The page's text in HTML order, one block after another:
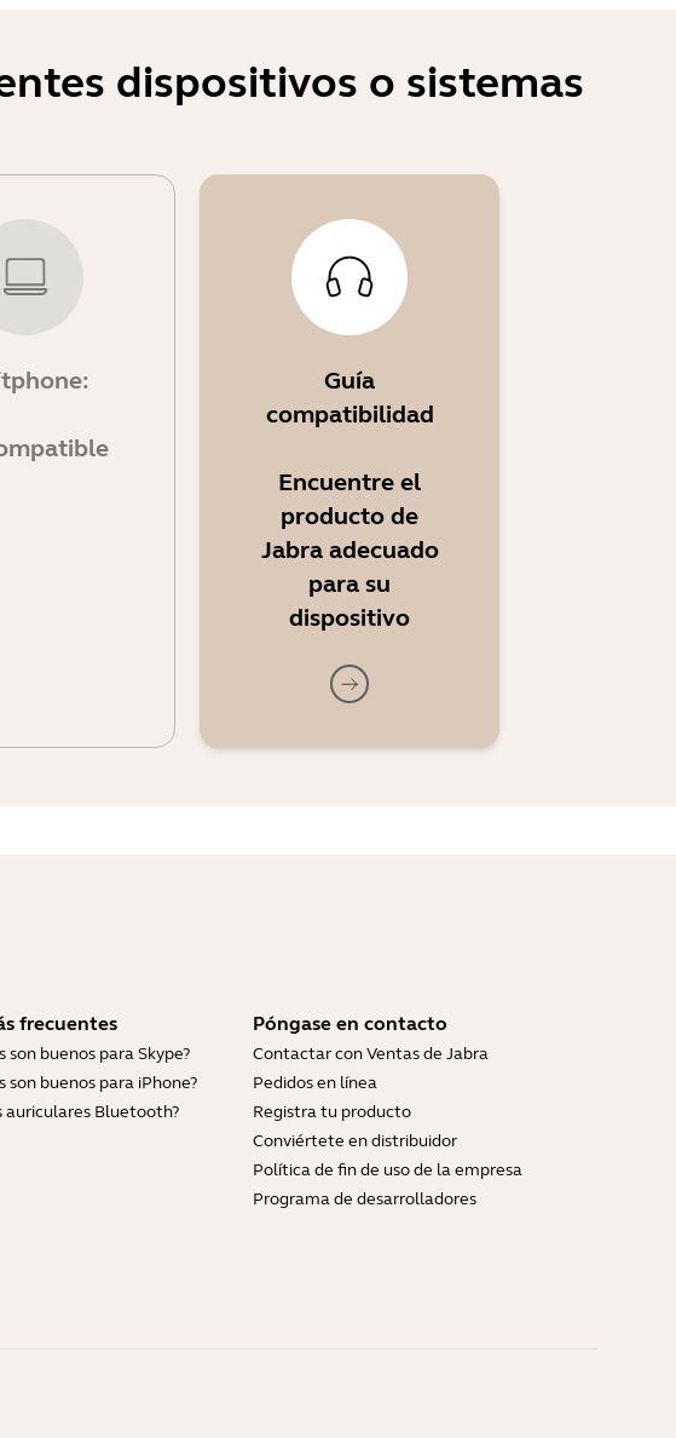
dispositivos o sistemas
Guía
compatibilidad
Encuentre el
producto de
Jabra adecuado
para su
dispositivo
frecuentes
son buenos para Skype?
son buenos para iPhone?
auriculares Bluetooth?
Póngase en contacto
Contactar con Ventas de Jabra
Pedidos en línea
Registra tu producto
Conviértete en distribuidor
Política de fin de uso de la empresa
Programa de desarrolladores